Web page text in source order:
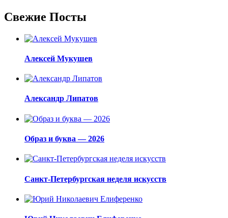
Свежие Посты
Алексей Мукушев
Александр Липатов
Образ и буква — 2026
Санкт-Петербургская неделя искусств